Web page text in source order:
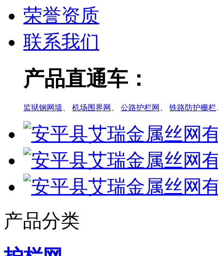
荣誉资质
联系我们
产品直通车：
监狱钢网墙 机场围界网 公路护栏网 铁路防护栅栏
产品分类